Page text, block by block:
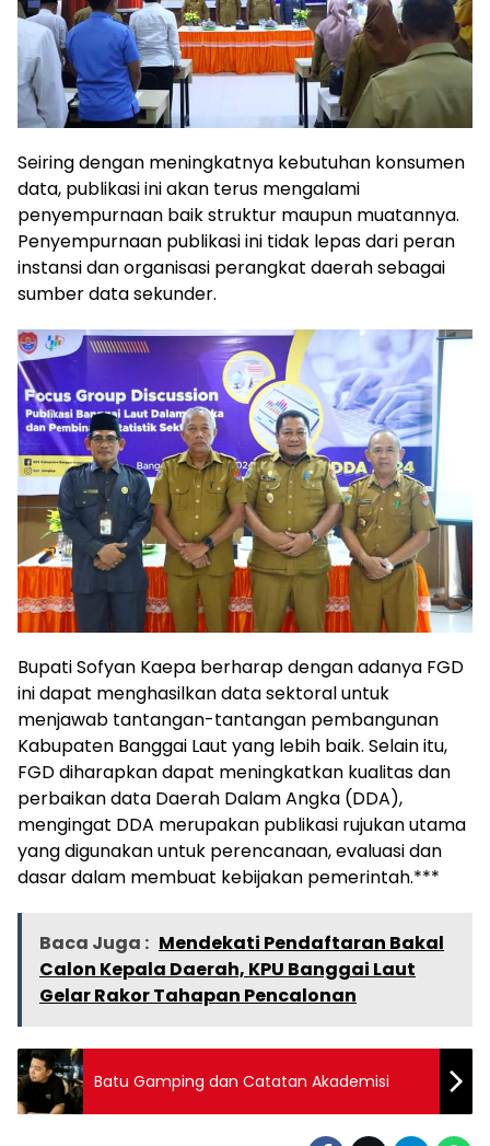
Seiring dengan meningkatnya kebutuhan konsumen
data, publikasi ini akan terus mengalami
penyempurnaan baik struktur maupun muatannya.
Penyempurnaan publikasi ini tidak lepas dari peran
instansi dan organisasi perangkat daerah sebagai
sumber data sekunder.
Bupati Sofyan Kaepa berharap dengan adanya FGD
ini dapat menghasilkan data sektoral untuk
menjawab tantangan-tantangan pembangunan
Kabupaten Banggai Laut yang lebih baik. Selain itu,
FGD diharapkan dapat meningkatkan kualitas dan
perbaikan data Daerah Dalam Angka (DDA),
mengingat DDA merupakan publikasi rujukan utama
yang digunakan untuk perencanaan, evaluasi dan
dasar dalam membuat kebijakan pemerintah.***
Baca Juga : Mendekati Pendaftaran Bakal
Calon Kepala Daerah, KPU Banggai Laut
Gelar Rakor Tahapan Pencalonan
Batu Gamping dan Catatan Akademisi